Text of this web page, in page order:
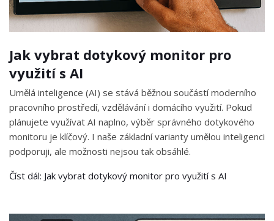
Jak vybrat dotykový monitor pro
využití s AI
Umělá inteligence (AI) se stává běžnou součástí moderního
pracovního prostředí, vzdělávání i domácího využití. Pokud
plánujete využívat AI naplno, výběr správného dotykového
monitoru je klíčový. I naše základní varianty umělou inteligenci
podporuji, ale možnosti nejsou tak obsáhlé.
Číst dál: Jak vybrat dotykový monitor pro využití s AI